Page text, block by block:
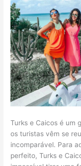
Turks e Caicos é um
os turistas vêm se
incomparável. Para
perfeito, Turks e